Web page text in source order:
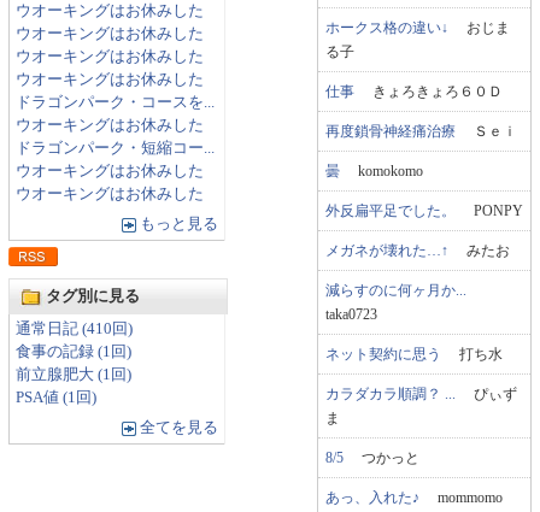
ウオーキングはお休みした
ウオーキングはお休みした
ウオーキングはお休みした
ウオーキングはお休みした
ドラゴンパーク・コースを...
ウオーキングはお休みした
ドラゴンパーク・短縮コー...
ウオーキングはお休みした
ウオーキングはお休みした
もっと見る
タグ別に見る
通常日記 (410回)
食事の記録 (1回)
前立腺肥大 (1回)
PSA値 (1回)
全てを見る
ホークス格の違い↓ おじま
る子
仕事 きょろきょろ６０Ｄ
再度鎖骨神経痛治療 Ｓｅｉ
曇 komokomo
外反扁平足でした。 PONPY
メガネが壊れた…↑ みたお
減らすのに何ヶ月か...
taka0723
ネット契約に思う 打ち水
カラダカラ順調？ ...
ぴぃず
ま
8/5 つかっと
あっ、入れた♪ mommomo